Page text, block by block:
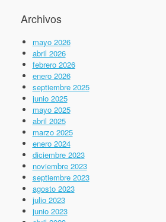
Archivos
mayo 2026
abril 2026
febrero 2026
enero 2026
septiembre 2025
junio 2025
mayo 2025
abril 2025
marzo 2025
enero 2024
diciembre 2023
noviembre 2023
septiembre 2023
agosto 2023
julio 2023
junio 2023